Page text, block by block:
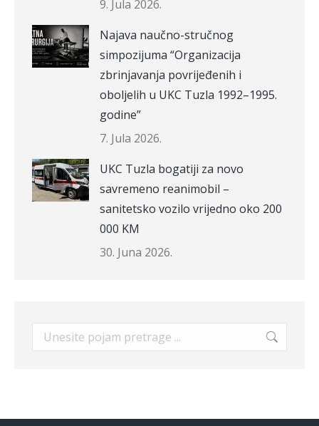
9. Jula 2026.
Najava naučno-stručnog
simpozijuma “Organizacija
zbrinjavanja povrijeđenih i
oboljelih u UKC Tuzla 1992–1995.
godine”
7. Jula 2026.
UKC Tuzla bogatiji za novo
savremeno reanimobil –
sanitetsko vozilo vrijedno oko 200
000 KM
30. Juna 2026.
Search: